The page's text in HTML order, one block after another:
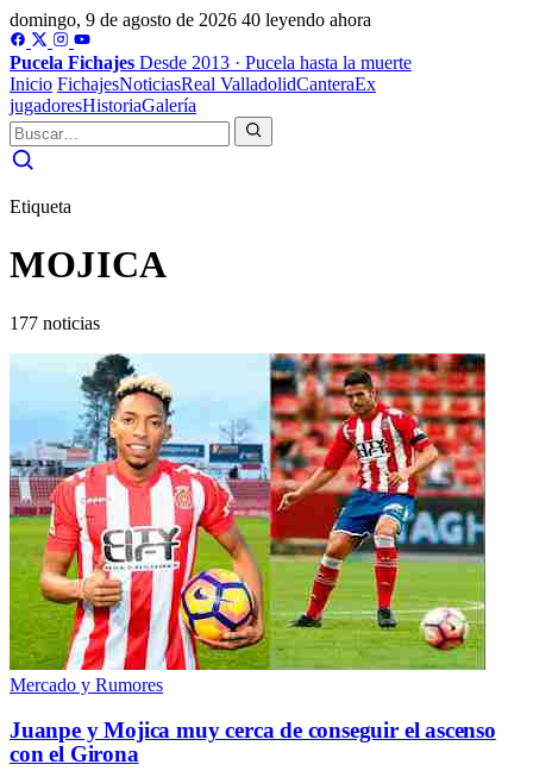
domingo, 9 de agosto de 2026 40 leyendo ahora
Pucela Fichajes Desde 2013 · Pucela hasta la muerte
Inicio FichajesNoticiasReal ValladolidCanteraEx
jugadoresHistoriaGalería
Etiqueta
MOJICA
177 noticias
Mercado y Rumores
Juanpe y Mojica muy cerca de conseguir el ascenso
con el Girona